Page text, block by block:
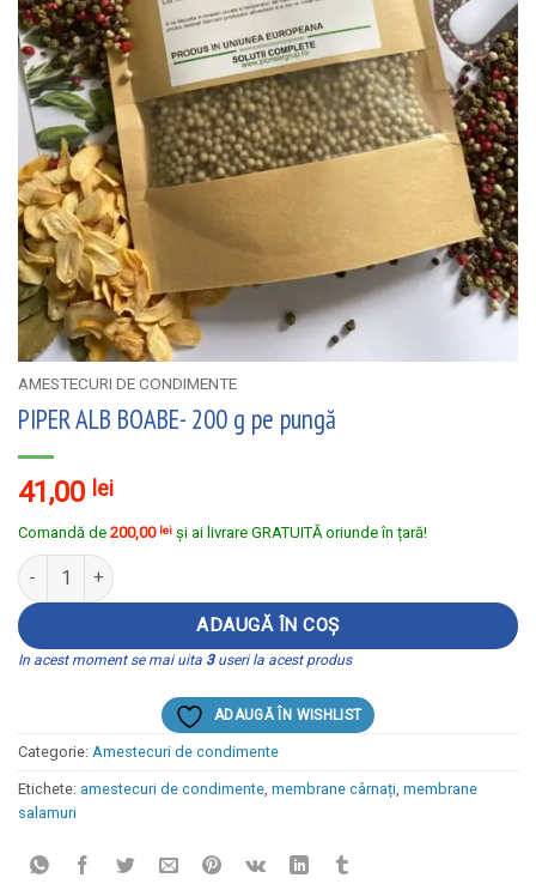
AMESTECURI DE CONDIMENTE
PIPER ALB BOABE- 200 g pe pungă
41,00 lei
Comandă de 200,00 lei și ai livrare GRATUITĂ oriunde în țară!
Cantitate PIPER ALB BOABE- 200 g pe pungă
ADAUGĂ ÎN COȘ
In acest moment se mai uita 3useri la acest produs
ADAUGĂ ÎN WISHLIST
Categorie: Amestecuri de condimente
Etichete: amestecuri de condimente membrane cârnați membrane
salamuri